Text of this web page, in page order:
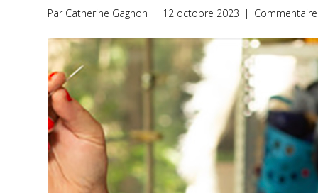
Par Catherine Gagnon | 12 octobre 2023 |